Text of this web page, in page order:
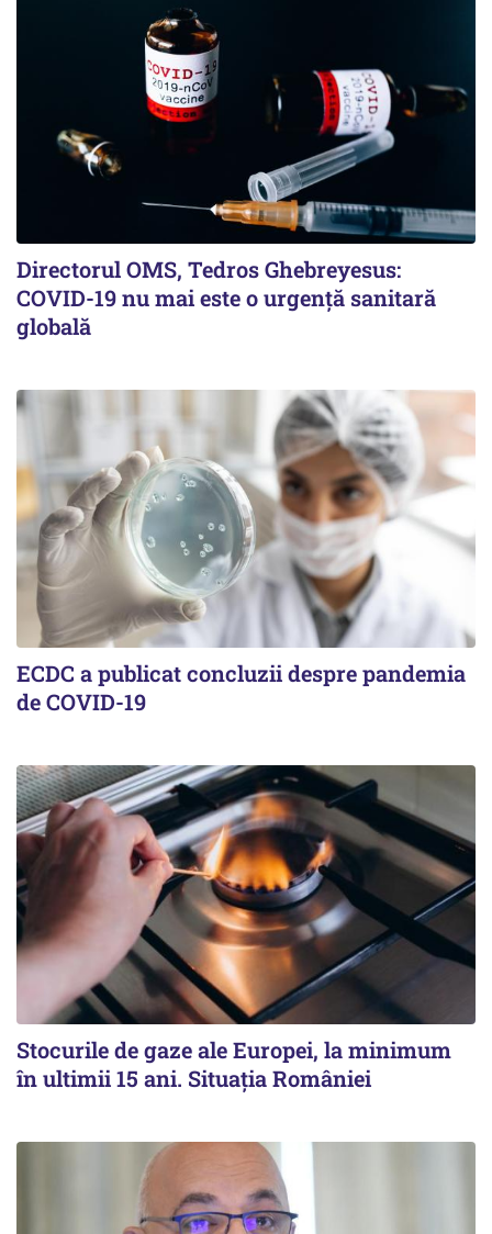
Directorul OMS, Tedros Ghebreyesus:
COVID-19 nu mai este o urgenţă sanitară
globală
ECDC a publicat concluzii despre pandemia
de COVID-19
Stocurile de gaze ale Europei, la minimum
în ultimii 15 ani. Situația României